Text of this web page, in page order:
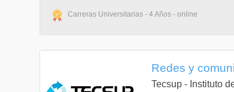
Carreras Universitarias - 4 Años - online
Redes y
Tecsup - Instituto